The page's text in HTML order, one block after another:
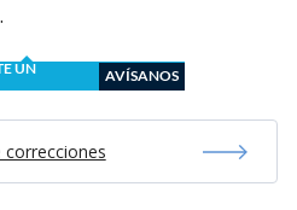
UN
AVÍSANOS
correcciones